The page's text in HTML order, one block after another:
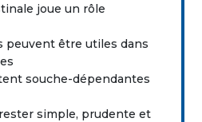
joue un rôle
peuvent être utiles dans
souche-dépendantes
simple, prudente et